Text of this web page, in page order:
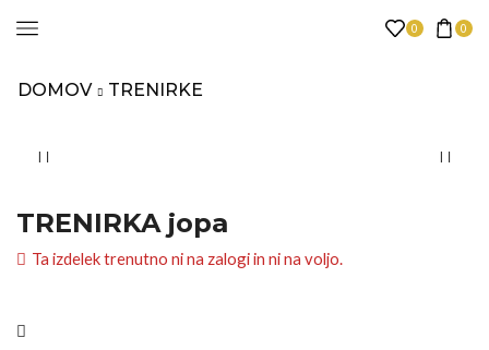
0 0
DOMOV TRENIRKE
TRENIRKA jopa
Ta izdelek trenutno ni na zalogi in ni na voljo.